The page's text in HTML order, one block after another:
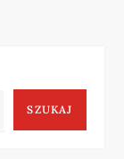
SZUKAJ